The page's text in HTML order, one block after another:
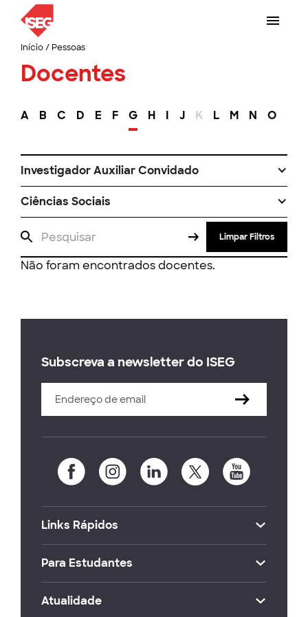
Início/ Pessoas
Docentes
A B C D E F G H I J K L M N O
Investigador Auxiliar Convidado
Ciências Sociais
Limpar Filtros
Não foram encontrados docentes.
Subscreva a newsletter do ISEG
Links Rápidos
Para Estudantes
Atualidade